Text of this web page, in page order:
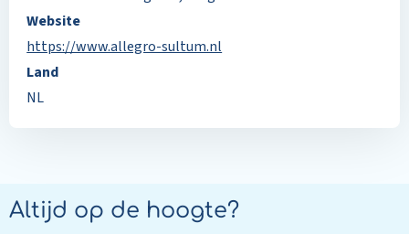
Website
https://www.allegro-sultum.nl
Land
NL
Altijd op de hoogte?